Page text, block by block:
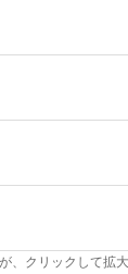
、クリックして拡